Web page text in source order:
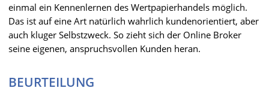
einmal ein Kennenlernen des Wertpapierhandels möglich.
Das ist auf eine Art natürlich wahrlich kundenorientiert, aber
auch kluger Selbstzweck. So zieht sich der Online Broker
seine eigenen, anspruchsvollen Kunden heran.
BEURTEILUNG